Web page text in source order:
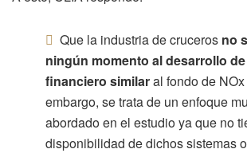
Que la industria de cruceros no
ningún momento al desarrollo
financiero similaral fondo de
embargo, se trata de un enfoque
abordado en el estudio ya que no
disponibilidad de dichos sistemas